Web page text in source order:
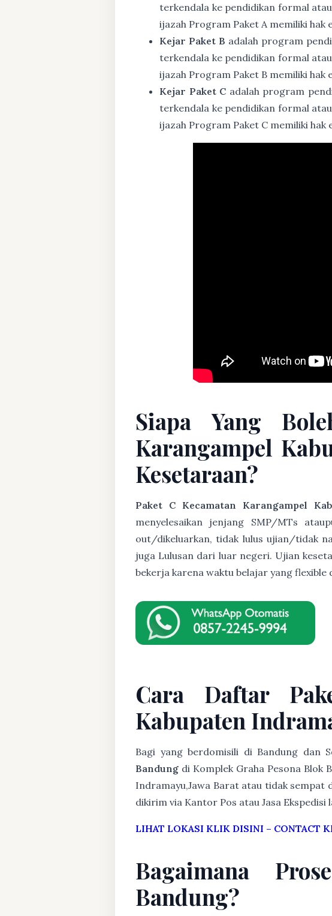
terkendala ke pendidikan formal
ijazah Program Paket A memiliki
Kejar Paket B adalah program
terkendala ke pendidikan formal
ijazah Program Paket B memiliki hak
Kejar Paket C adalah program
terkendala ke pendidikan formal
ijazah Program Paket C memiliki
Siapa Yang
Karangampel
Kesetaraan?
Paket C Kecamatan Karangampel
menyelesaikan jenjang SMP/MTs
out/dikeluarkan, tidak lulus ujian/tidak
juga Lulusan dari luar negeri. Ujian
bekerja karena waktu belajar yang
Cara Daftar
Kabupaten
Bagi yang berdomisili di Bandung dan
Bandung di Komplek Graha Pesona Blok
Indramayu,Jawa Barat atau tidak sempat
dikirim via Kantor Pos atau Jasa Ekspedisi
LIHAT LOKASI KLIK DISINI – CONTACT
Bagaimana
Bandung?